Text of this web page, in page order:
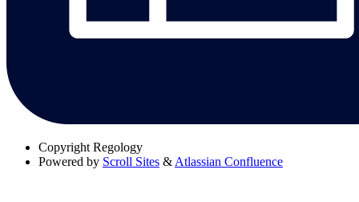
Copyright Regology
Powered by Scroll Sites & Atlassian Confluence